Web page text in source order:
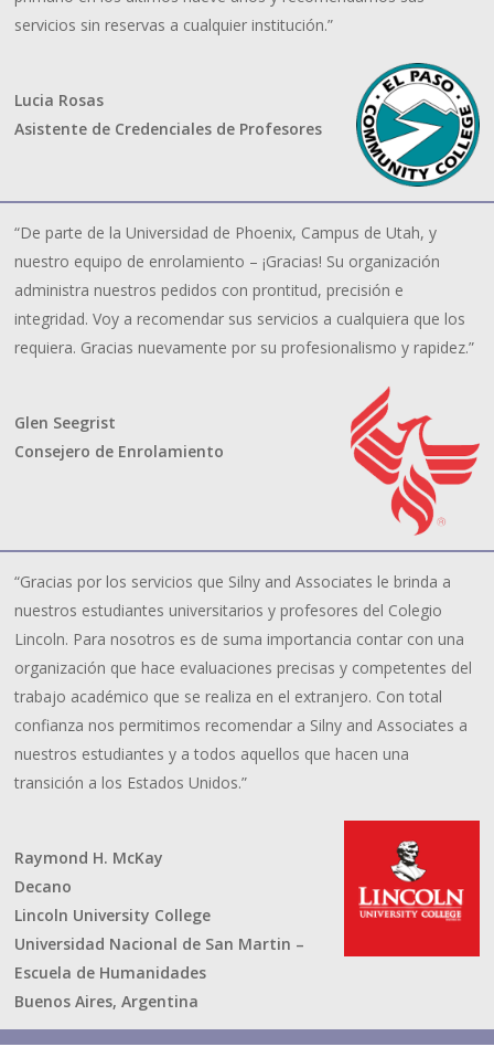
servicios sin reservas a cualquier institución.”
Lucia Rosas
Asistente de Credenciales de Profesores
“De parte de la Universidad de Phoenix, Campus de Utah, y
nuestro equipo de enrolamiento – ¡Gracias! Su organización
administra nuestros pedidos con prontitud, precisión e
integridad. Voy a recomendar sus servicios a cualquiera que los
requiera. Gracias nuevamente por su profesionalismo y rapidez.”
Glen Seegrist
Consejero de Enrolamiento
“Gracias por los servicios que Silny and Associates le brinda a
nuestros estudiantes universitarios y profesores del Colegio
Lincoln. Para nosotros es de suma importancia contar con una
organización que hace evaluaciones precisas y competentes del
trabajo académico que se realiza en el extranjero. Con total
confianza nos permitimos recomendar a Silny and Associates a
nuestros estudiantes y a todos aquellos que hacen una
transición a los Estados Unidos.”
Raymond H. McKay
Decano
Lincoln University College
Universidad Nacional de San Martin –
Escuela de Humanidades
Buenos Aires, Argentina